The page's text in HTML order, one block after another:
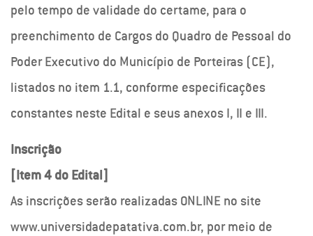
pelo tempo de validade do certame, para o
preenchimento de Cargos do Quadro de Pessoal do
Poder Executivo do Município de Porteiras (CE),
listados no item 1.1, conforme especificações
constantes neste Edital e seus anexos I, II e III.
Inscrição
[Item 4 do Edital]
As inscrições serão realizadas ONLINE no site
www.universidadepatativa.com.br, por meio de